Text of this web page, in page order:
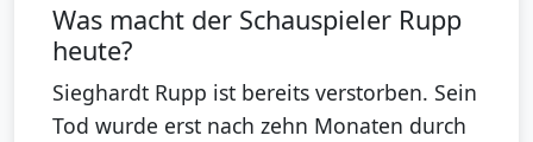
Was macht der Schauspieler Rupp
heute?
Sieghardt Rupp ist bereits verstorben. Sein
Tod wurde erst nach zehn Monaten durch